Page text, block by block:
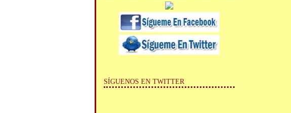
SÍGUENOS EN TWITTER